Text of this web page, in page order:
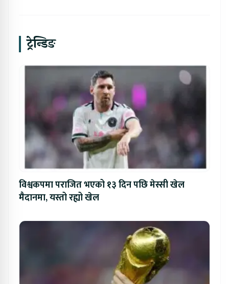
ट्रेन्डिङ
विश्वकपमा पराजित भएको १३ दिन पछि मेस्सी खेल
मैदानमा, यस्तो रह्यो खेल